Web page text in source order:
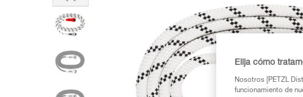
Elija cómo
Nosotros [PETZL
funcionamiento de